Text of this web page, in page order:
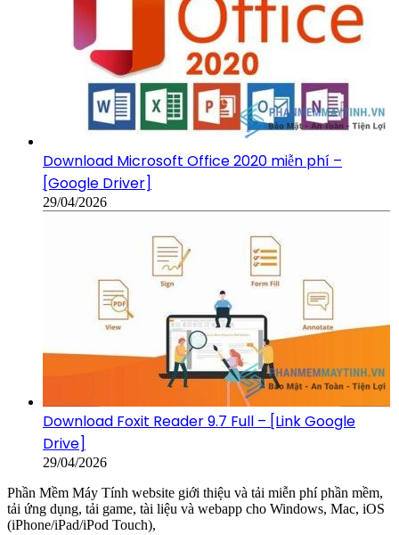
Download Microsoft Office 2020 miễn phí –
[Google Driver]
29/04/2026
Download Foxit Reader 9.7 Full – [Link Google
Drive]
29/04/2026
Phần Mềm Máy Tính website giới thiệu và tải miễn phí phần mềm,
tải ứng dụng, tải game, tài liệu và webapp cho Windows, Mac, iOS
(iPhone/iPad/iPod Touch),